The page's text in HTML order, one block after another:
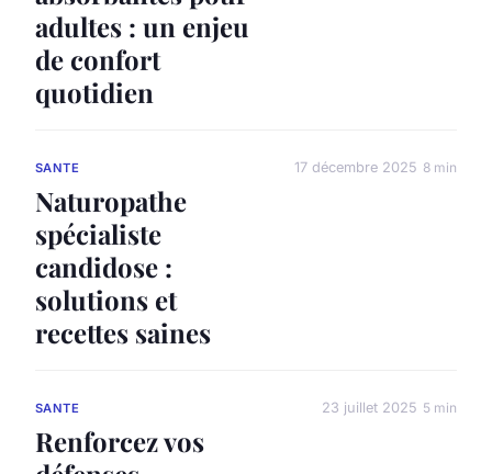
adultes : un enjeu
de confort
quotidien
SANTE
Naturopathe
spécialiste
candidose :
solutions et
recettes saines
17 décembre 2025 8 min
SANTE
Renforcez vos
23 juillet 2025 5 min